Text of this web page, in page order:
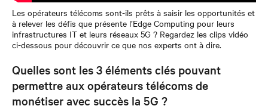
Les opérateurs télécoms sont-ils prêts à saisir les opportunités et
à relever les défis que présente l’Edge Computing pour leurs
infrastructures IT et leurs réseaux 5G ? Regardez les clips vidéo
ci-dessous pour découvrir ce que nos experts ont à dire.
Quelles sont les 3 éléments clés pouvant
permettre aux opérateurs télécoms de
monétiser avec succès la 5G ?